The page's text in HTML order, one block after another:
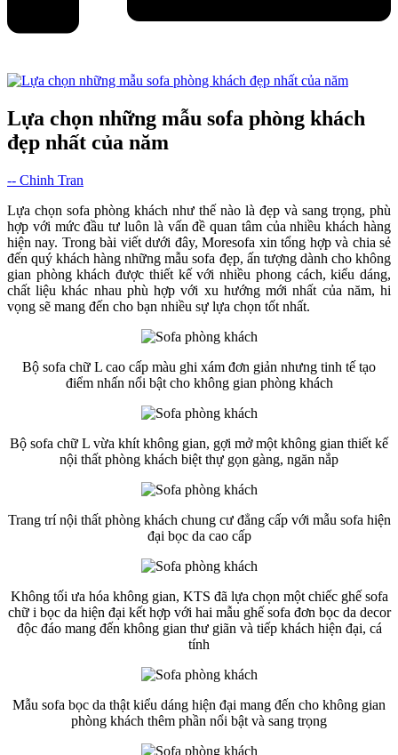
Lựa chọn những mẫu sofa phòng khách
đẹp nhất của năm
-- Chinh Tran
Lựa chọn sofa phòng khách như thế nào là đẹp và sang trọng, phù
hợp với mức đầu tư luôn là vấn đề quan tâm của nhiều khách hàng
hiện nay. Trong bài viết dưới đây, Moresofa xin tổng hợp và chia sẻ
đến quý khách hàng những mẫu sofa đẹp, ấn tượng dành cho không
gian phòng khách được thiết kế với nhiều phong cách, kiểu dáng,
chất liệu khác nhau phù hợp với xu hướng mới nhất của năm, hi
vọng sẽ mang đến cho bạn nhiều sự lựa chọn tốt nhất.
Bộ sofa chữ L cao cấp màu ghi xám đơn giản nhưng tinh tế tạo
điểm nhấn nổi bật cho không gian phòng khách
Bộ sofa chữ L vừa khít không gian, gợi mở một không gian thiết kế
nội thất phòng khách biệt thự gọn gàng, ngăn nắp
Trang trí nội thất phòng khách chung cư đẳng cấp với mẫu sofa hiện
đại bọc da cao cấp
Không tối ưa hóa không gian, KTS đã lựa chọn một chiếc ghế sofa
chữ i bọc da hiện đại kết hợp với hai mẫu ghế sofa đơn bọc da decor
độc đáo mang đến không gian thư giãn và tiếp khách hiện đại, cá
tính
Mẫu sofa bọc da thật kiểu dáng hiện đại mang đến cho không gian
phòng khách thêm phần nổi bật và sang trọng